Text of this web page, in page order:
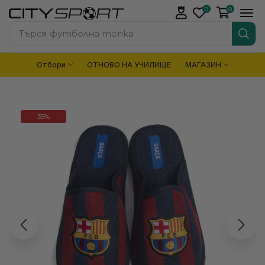
Търся футболна топка
0 0
Отбори ОТНОВО НА УЧИЛИЩЕ МАГАЗИН
35%